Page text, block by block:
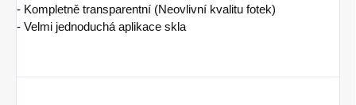
- Kompletně transparentní (Neovlivní kvalitu fotek)
- Velmi jednoduchá aplikace skla